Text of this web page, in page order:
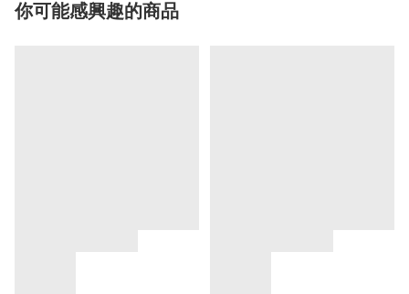
你可能感興趣的商品